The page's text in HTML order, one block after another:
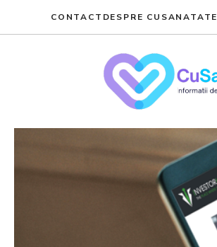
CONTACT DESPRE CUSANATATE